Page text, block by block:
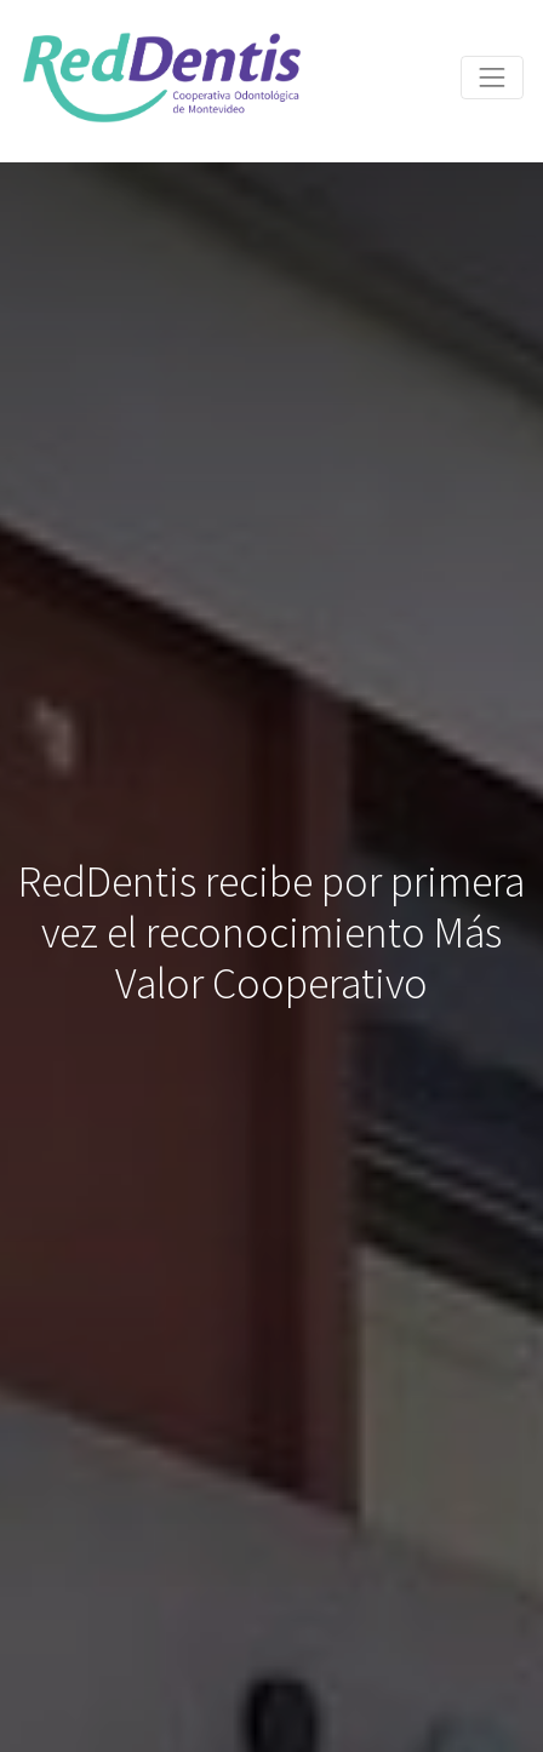
RedDentis recibe por primera
vez el reconocimiento Más
Valor Cooperativo